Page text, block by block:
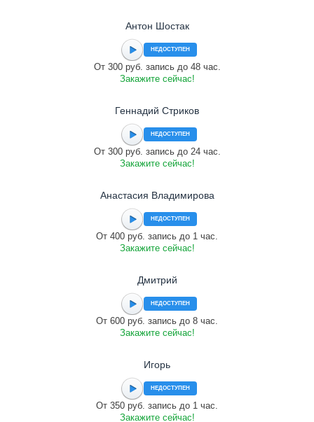
Антон Шостак
НЕДОСТУПЕН
От 300 руб. запись до 48 час.
Закажите сейчас!
Геннадий Стриков
НЕДОСТУПЕН
От 300 руб. запись до 24 час.
Закажите сейчас!
Анастасия Владимирова
НЕДОСТУПЕН
От 400 руб. запись до 1 час.
Закажите сейчас!
Дмитрий
НЕДОСТУПЕН
От 600 руб. запись до 8 час.
Закажите сейчас!
Игорь
НЕДОСТУПЕН
От 350 руб. запись до 1 час.
Закажите сейчас!